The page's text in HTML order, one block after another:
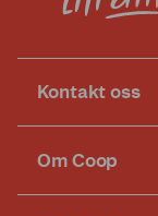
Kontakt oss
Om Coop